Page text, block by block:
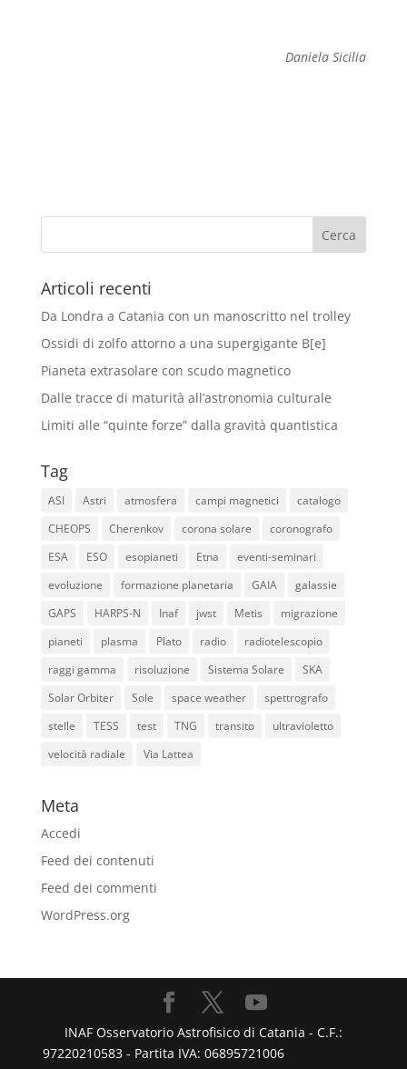
Daniela Sicilia
Articoli recenti
Da Londra a Catania con un manoscritto nel trolley
Ossidi di zolfo attorno a una supergigante B[e]
Pianeta extrasolare con scudo magnetico
Dalle tracce di maturità all’astronomia culturale
Limiti alle “quinte forze” dalla gravità quantistica
Tag
ASI Astri atmosfera campi magnetici
catalogo
CHEOPS
Cherenkov corona solare
coronografo
ESA
ESO esopianeti Etna
eventi-seminari
evoluzione
formazione planetaria GAIA
galassie
GAPS
HARPS-N Inaf jwst Metis
migrazione
pianeti
plasma Plato radio
radiotelescopio
raggi gamma
risoluzione Sistema Solare
SKA
Solar Orbiter
Sole space weather
spettrografo
stelle
TESS test TNG transito
ultravioletto
velocità radiale
Via Lattea
Meta
Accedi
Feed dei contenuti
Feed dei commenti
WordPress.org
INAF Osservatorio Astrofisico di Catania - C.F.:
97220210583 - Partita IVA: 06895721006